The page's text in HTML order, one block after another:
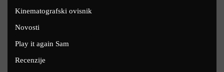
Kinematografski ovisnik
Novosti
Play it again Sam
Recenzije